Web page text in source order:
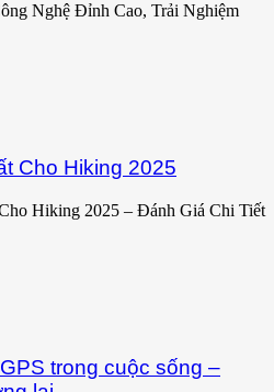
Nghệ Đỉnh Cao, Trải Nghiệm
Cho Hiking 2025
Hiking 2025 – Đánh Giá Chi Tiết
trong cuộc sống –